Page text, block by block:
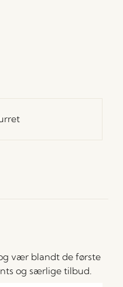
vær blandt de første
og særlige tilbud.